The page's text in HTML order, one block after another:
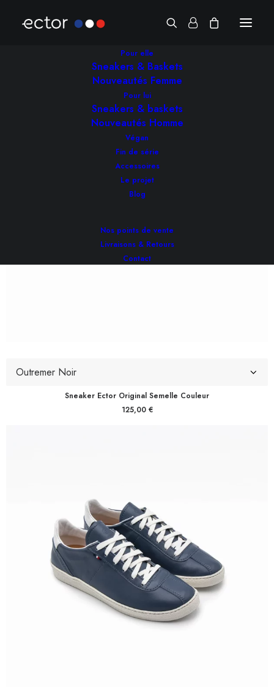
Pour elle
Sneakers & Baskets
Nouveautés Femme
Pour lui
Sneakers & baskets
Nouveautés Homme
Végan
Fin de série
Accessoires
Le projet
Blog
Nos points de vente
Livraisons & Retours
Contact
Boutique
Sneaker Ector Original Semelle Couleur
125,00 €